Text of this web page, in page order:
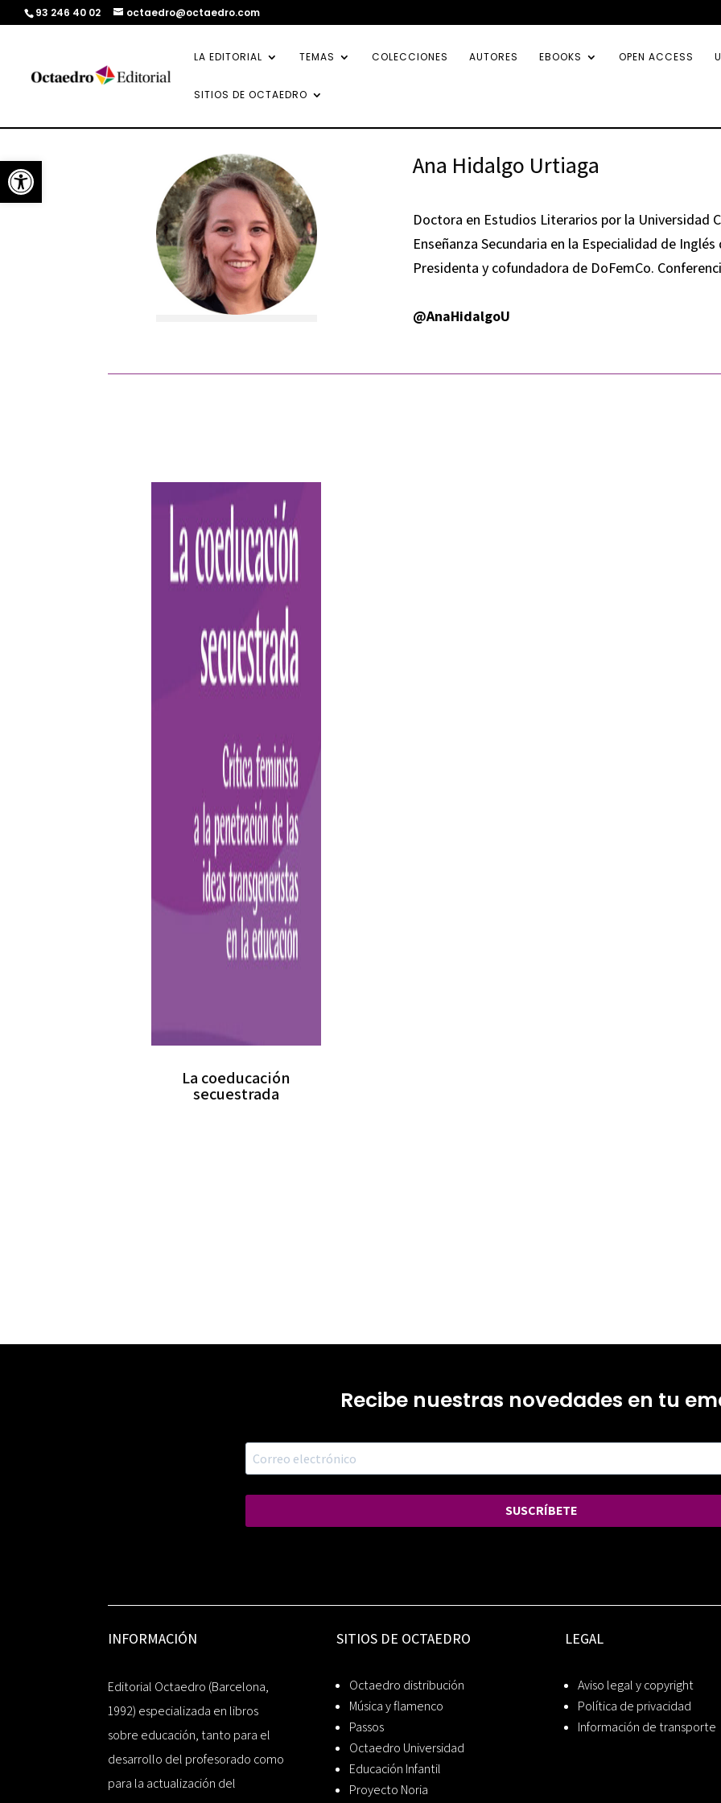
Abrir barra de herramientas
93 246 40 02 octaedro@octaedro.com
LA EDITORIAL TEMAS COLECCIONES AUTORES EBOOKS OPEN ACCESS
SITIOS DE OCTAEDRO
Ana Hidalgo Urtiaga
Doctora en Estudios Literarios por la Universidad
Enseñanza Secundaria en la Especialidad de
Presidenta y cofundadora de DoFemCo.
@AnaHidalgoU
La coeducación
secuestrada
Recibe nuestras novedades en tu
SUSCRÍBETE
INFORMACIÓN
Editorial Octaedro (Barcelona,
1992) especializada en libros
sobre educación, tanto para el
desarrollo del profesorado como
para la actualización del
SITIOS DE OCTAEDRO
Octaedro distribución
Música y flamenco
Passos
Octaedro Universidad
Educación Infantil
Proyecto Noria
LEGAL
Aviso legal y copyright
Política de privacidad
Información de transporte